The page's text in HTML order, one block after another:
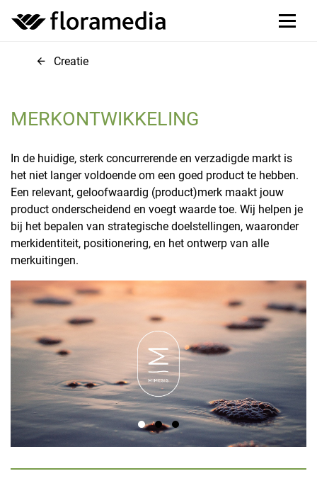
Creatie
MERKONTWIKKELING
In de huidige, sterk concurrerende en verzadigde markt is
het niet langer voldoende om een goed product te hebben.
Een relevant, geloofwaardig (product)merk maakt jouw
product onderscheidend en voegt waarde toe. Wij helpen je
bij het bepalen van strategische doelstellingen, waaronder
merkidentiteit, positionering, en het ontwerp van alle
merkuitingen.